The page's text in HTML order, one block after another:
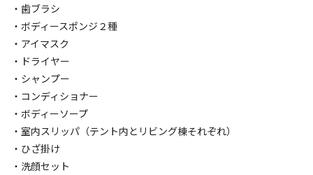
・歯ブラシ
・ボディースポンジ２種
・アイマスク
・ドライヤー
・シャンプー
・コンディショナー
・ボディーソープ
・室内スリッパ（テント内とリビング棟それぞれ）
・ひざ掛け
・洗顔セット
キャンプ場からのお知らせ
2026.6.20 更新
■今年も大人気「カブトムシイベント」開催します！
開催日　7月18日,19日,25日　8月1日　宿泊者参加は無料で
す
■6月6日プールオープンします！お楽しみに！！